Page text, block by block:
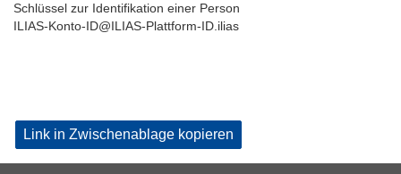
Schlüssel zur Identifikation einer Person
ILIAS-Konto-ID@ILIAS-Plattform-ID.ilias
Link in Zwischenablage kopieren